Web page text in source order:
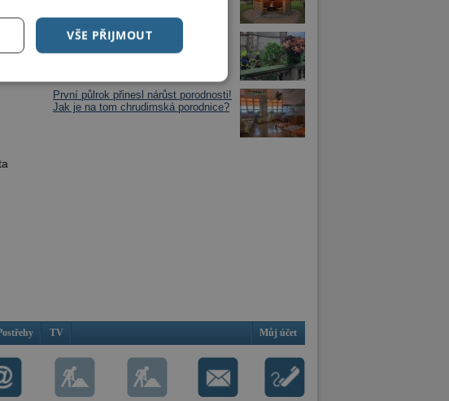
Na Resselově náměstí spadl strom
přímo do komunikace
První půlrok přinesl nárůst porodnosti!
Jak je na tom chrudimská porodnice?
TV Můj účet
VŠE PŘIJMOUT